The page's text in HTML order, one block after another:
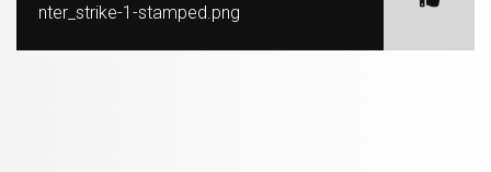
nter_strike-1-stamped.png